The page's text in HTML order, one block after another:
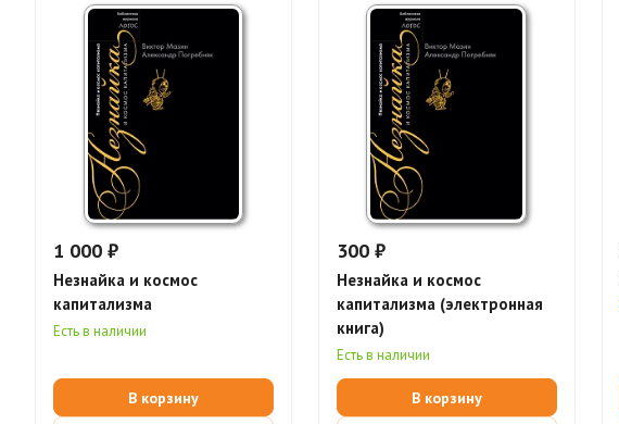
1 000 ₽
Незнайка и космос
капитализма
Есть в наличии
В корзину
300 ₽
Незнайка и космос
капитализма (электронная
книга)
Есть в наличии
В корзину